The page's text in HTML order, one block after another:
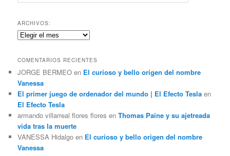
c
a
r
ARCHIVOS:
Archivos:
COMENTARIOS RECIENTES
JORGE BERMEO en El curioso y bello origen del nombre
Vanessa
El primer juego de ordenador del mundo | El Efecto Tesla en
El Efecto Tesla
armando villarreal flores flores enThomas Paine y su ajetreada
vida tras la muerte
VANESSA Hidalgo en El curioso y bello origen del nombre
Vanessa